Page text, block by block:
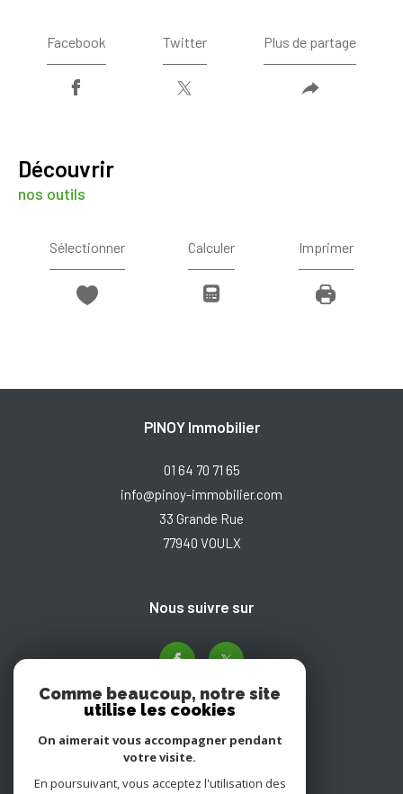
Facebook Twitter Plus de partage
découvrir
nos outils
Sélectionner Calculer Imprimer
PINOY Immobilier
01 64 70 71 65
info@pinoy-immobilier.com
33 Grande Rue
77940
VOULX
nous suivre sur
Adhérents
Comme beaucoup, notre site
utilise les cookies
On aimerait vous accompagner pendant
votre visite.
En poursuivant, vous acceptez l'utilisation des